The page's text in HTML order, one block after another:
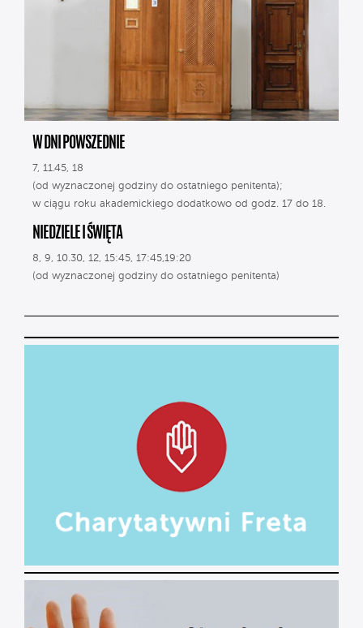
W DNI POWSZEDNIE
7, 11.45, 18
(od wyznaczonej godziny do ostatniego penitenta);
w ciągu roku akademickiego dodatkowo od godz. 17 do 18.
NIEDZIELE I ŚWIĘTA
8, 9, 10.30, 12, 15:45, 17:45,19:20
(od wyznaczonej godziny do ostatniego penitenta)